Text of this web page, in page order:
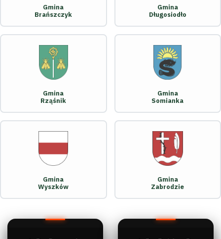
Gmina
Brańszczyk
Gmina
Długosiodło
Gmina
Rząśnik
Gmina
Somianka
Gmina
Wyszków
Gmina
Zabrodzie